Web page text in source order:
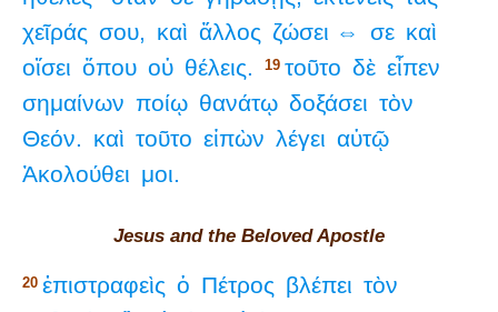
χεῖράς σου, καὶ ἄλλος ζώσει ⇔ σε καὶ
οἴσει ὅπου οὐ θέλεις. 19 τοῦτο δὲ εἶπεν
σημαίνων ποίῳ θανάτῳ δοξάσει τὸν
Θεόν. καὶ τοῦτο εἰπὼν λέγει αὐτῷ
Ἀκολούθει μοι.
Jesus and the Beloved Apostle
20 ἐπιστραφεὶς ὁ Πέτρος βλέπει τὸν